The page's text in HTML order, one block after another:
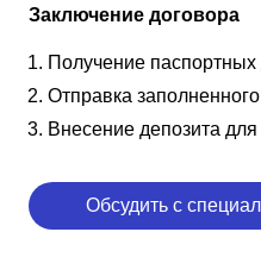
Заключение договора
Получение паспортных
Отправка
Внесение депозита
Обсудить с